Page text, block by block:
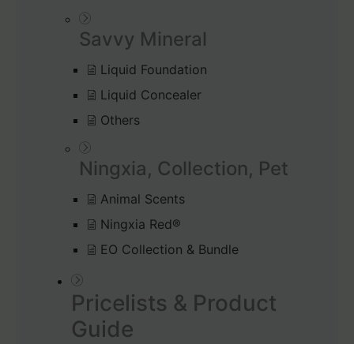
Savvy Mineral
Liquid Foundation
Liquid Concealer
Others
Ningxia, Collection, Pet
Animal Scents
Ningxia Red®
EO Collection & Bundle
Pricelists & Product
Guide